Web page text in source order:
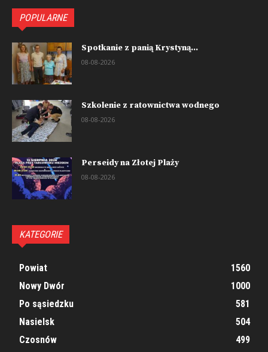
POPULARNE
Spotkanie z panią Krystyną...
08-08-2026
Szkolenie z ratownictwa wodnego
08-08-2026
Perseidy na Złotej Plaży
08-08-2026
KATEGORIE
Powiat
1560
Nowy Dwór
1000
Po sąsiedzku
581
Nasielsk
504
Czosnów
499